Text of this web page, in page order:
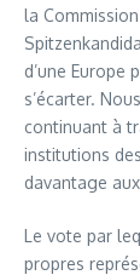
la
d’une
s’écarter.
continuant à
institutions
davantage
Le vote par
propres